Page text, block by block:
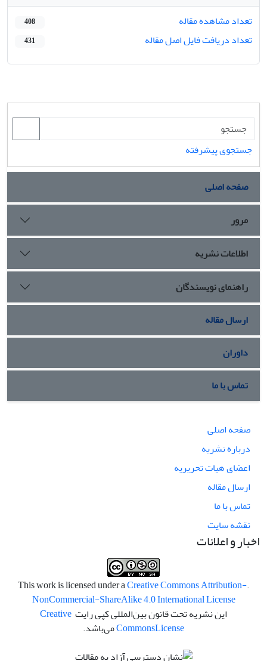
تعداد مشاهده مقاله
408
تعداد دریافت فایل اصل مقاله 431
جستجوی پیشرفته
صفحه اصلی
مرور
اطلاعات نشریه
راهنمای نویسندگان
ارسال مقاله
داوران
تماس با ما
صفحه اصلی
درباره نشریه
اعضای هیات تحریریه
ارسال مقاله
تماس با ما
نقشه سایت
اخبار و اعلانات
.This work is licensed under a
Creative Commons Attribution-
NonCommercial-ShareAlike 4.0 International License
این نشریه تحت قانون بین‌المللی کپی رایت Creative
CommonsLicense می‌باشد.